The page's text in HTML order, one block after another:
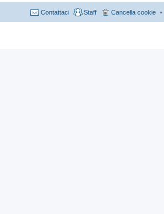
Cancella cookie
Staff
Contattaci